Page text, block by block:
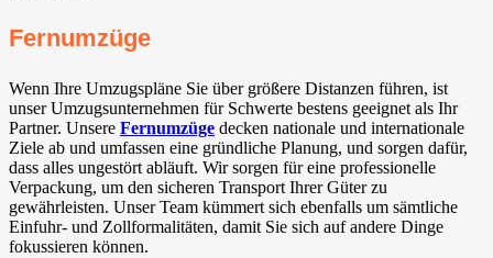
Fernumzüge
Wenn Ihre Umzugspläne Sie über größere Distanzen führen, ist
unser Umzugsunternehmen für Schwerte bestens geeignet als Ihr
Partner. Unsere Fernumzüge decken nationale und internationale
Ziele ab und umfassen eine gründliche Planung, und sorgen dafür,
dass alles ungestört abläuft. Wir sorgen für eine professionelle
Verpackung, um den sicheren Transport Ihrer Güter zu
gewährleisten. Unser Team kümmert sich ebenfalls um sämtliche
Einfuhr- und Zollformalitäten, damit Sie sich auf andere Dinge
fokussieren können.